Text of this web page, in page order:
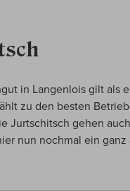
in Langenlois gilt als
zu den besten
Jurtschitsch gehen
nun nochmal ein